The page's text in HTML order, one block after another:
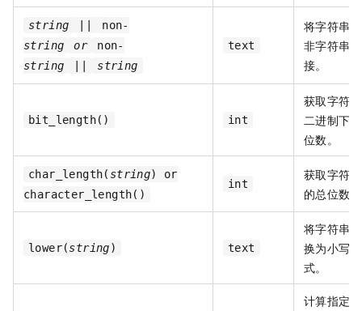
string
non-
string
or
non-
string
string
text
将字符串和
非字符串拼
接。
bit_length() int
获取字符串
二进制下总
位数。
char_length( string) or
character_length()
int
获取字符串
的总位数。
lower(string) text
将字符串转
换为小写形
式。
计算指定字